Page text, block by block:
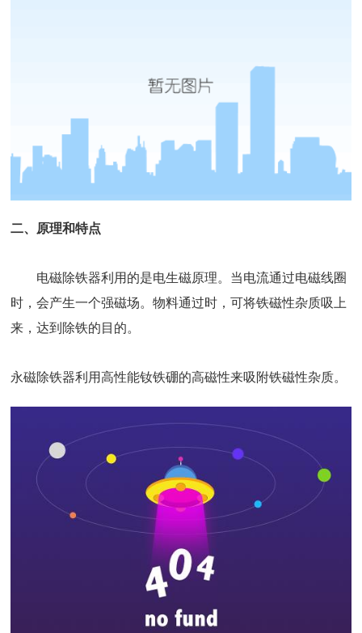
二、原理和特点
电磁除铁器利用的是电生磁原理。当电流通过电磁线圈
时，会产生一个强磁场。物料通过时，可将铁磁性杂质吸上
来，达到除铁的目的。
永磁除铁器利用高性能钕铁硼的高磁性来吸附铁磁性杂质。